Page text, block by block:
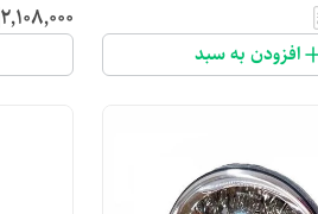
افزودن به سبد
۲٬۱۰۸٬۰۰۰